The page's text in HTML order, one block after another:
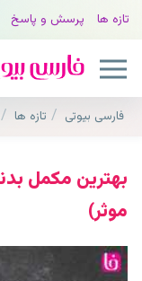
تازه ها پرسش و پاسخ
فارسی بیوتی تازه ها
بهترین مکمل
موثر)